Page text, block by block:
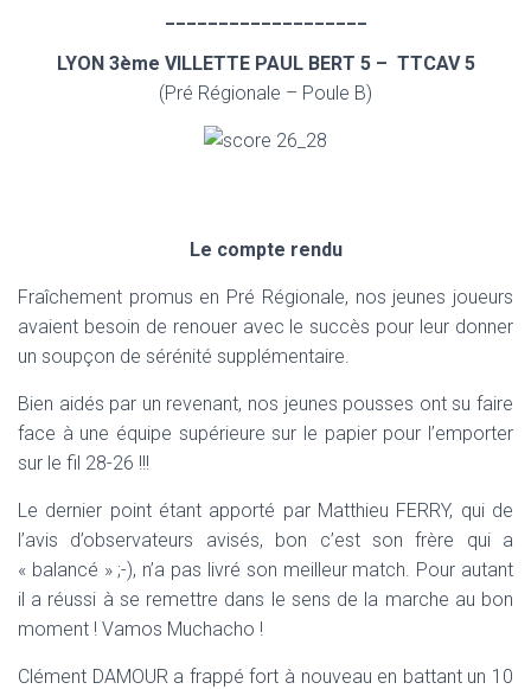
LYON 3ème VILLETTE PAUL BERT 5 – TTCAV 5
(Pré Régionale – Poule B)
Le compte rendu
Fraîchement promus en Pré Régionale, nos jeunes joueurs
avaient besoin de renouer avec le succès pour leur donner
un soupçon de sérénité supplémentaire.
Bien aidés par un revenant, nos jeunes pousses ont su faire
face à une équipe supérieure sur le papier pour l’emporter
sur le fil 28-26 !!!
Le dernier point étant apporté par Matthieu FERRY, qui de
l’avis d’observateurs avisés, bon c’est son frère qui a
« balancé » ;-), n’a pas livré son meilleur match. Pour autant
il a réussi à se remettre dans le sens de la marche au bon
moment ! Vamos Muchacho !
Clément DAMOUR a frappé fort à nouveau en battant un 10